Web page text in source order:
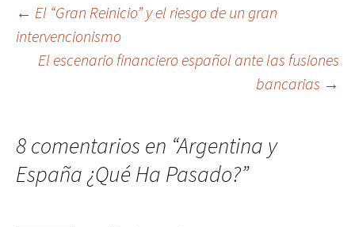
Navegación
de
← El “Gran Reinicio” y el riesgo de un gran
intervencionismo
El escenario financiero español ante las fusiones
bancarias →
8 comentarios en “Argentina y
España ¿Qué Ha Pasado?”